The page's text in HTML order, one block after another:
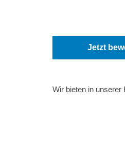
Jetzt
Wir bieten in unserer